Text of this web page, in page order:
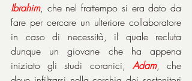
Ibrahim, che nel frattempo si era dato da
fare per cercare un ulteriore collaboratore
in caso di necessità, il quale recluta
dunque un giovane che ha appena
iniziato gli studi coranici, Adam, che